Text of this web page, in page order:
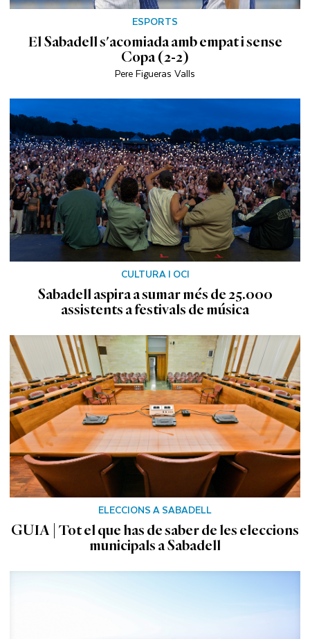
ESPORTS
El Sabadell s'acomiada amb empat i sense
Copa (2-2)
Pere Figueras Valls
CULTURA I OCI
Sabadell aspira a sumar més de 25.000
assistents a festivals de música
ELECCIONS A SABADELL
GUIA | Tot el que has de saber de les eleccions
municipals a Sabadell